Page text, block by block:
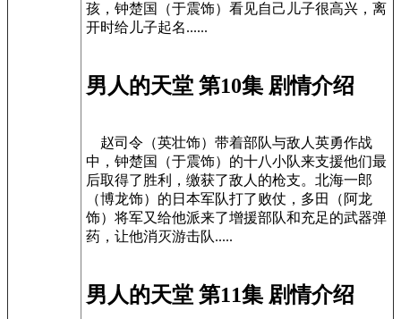
孩，钟楚国（于震饰）看见自己儿子很高兴，离
开时给儿子起名......
男人的天堂 第10集 剧情介绍
赵司令（英壮饰）带着部队与敌人英勇作战
中，钟楚国（于震饰）的十八小队来支援他们最
后取得了胜利，缴获了敌人的枪支。北海一郎
（博龙饰）的日本军队打了败仗，多田（阿龙
饰）将军又给他派来了增援部队和充足的武器弹
药，让他消灭游击队.....
男人的天堂 第11集 剧情介绍